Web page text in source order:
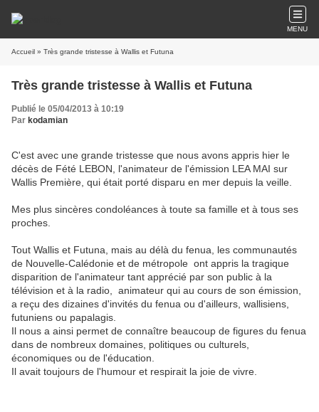
MENU
Accueil » Très grande tristesse à Wallis et Futuna
Très grande tristesse à Wallis et Futuna
Publié le 05/04/2013 à 10:19
Par kodamian
C'est avec une grande tristesse que nous avons appris hier le
décès de Fété LEBON, l'animateur de l'émission LEA MAI sur
Wallis Première, qui était porté disparu en mer depuis la veille.
Mes plus sincères condoléances à toute sa famille et à tous ses
proches.
Tout Wallis et Futuna, mais au délà du fenua, les communautés
de Nouvelle-Calédonie et de métropole ont appris la tragique
disparition de l'animateur tant apprécié par son public à la
télévision et à la radio, animateur qui au cours de son émission,
a reçu des dizaines d'invités du fenua ou d'ailleurs, wallisiens,
futuniens ou papalagis.
Il nous a ainsi permet de connaître beaucoup de figures du fenua
dans de nombreux domaines, politiques ou culturels,
économiques ou de l'éducation.
Il avait toujours de l'humour et respirait la joie de vivre.